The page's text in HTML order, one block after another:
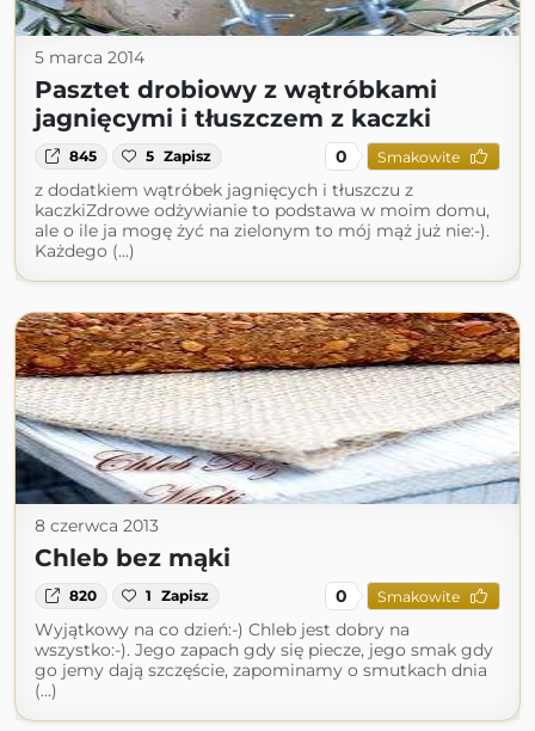
5 marca 2014
Pasztet drobiowy z wątróbkami
jagnięcymi i tłuszczem z kaczki
845 5 Zapisz 0 Smakowite
z dodatkiem wątróbek jagnięcych i tłuszczu z
kaczkiZdrowe odżywianie to podstawa w moim domu,
ale o ile ja mogę żyć na zielonym to mój mąż już nie:-).
Każdego (...)
8 czerwca 2013
Chleb bez mąki
820 1 Zapisz 0 Smakowite
Wyjątkowy na co dzień:-) Chleb jest dobry na
wszystko:-). Jego zapach gdy się piecze, jego smak gdy
go jemy dają szczęście, zapominamy o smutkach dnia
(...)